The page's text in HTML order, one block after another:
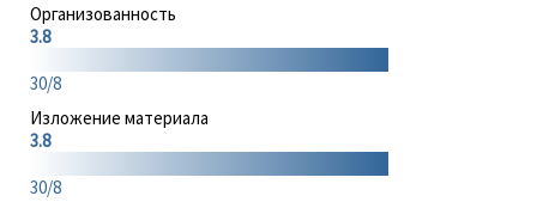
Организованность
3.8
30/8
Изложение материала
3.8
30/8